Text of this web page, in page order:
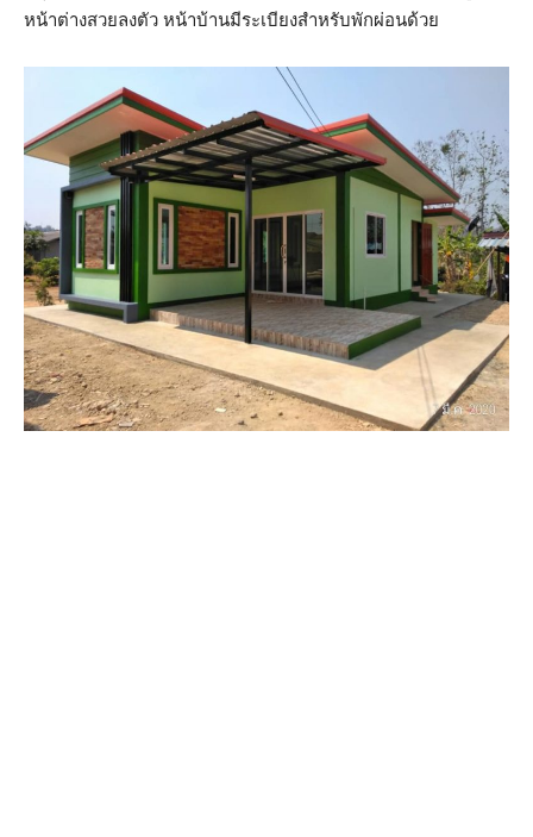
หน้าต่างสวยลงตัว หน้าบ้านมีระเบียงสำหรับพักผ่อนด้วย